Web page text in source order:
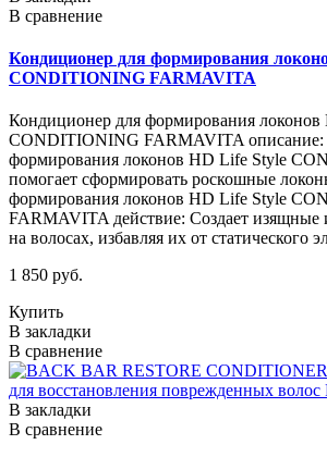
В сравнение
Кондиционер для формирования
CONDITIONING FARMAVITA
Кондиционер для формирования
CONDITIONING FARMAVITA описание:
формирования локонов HD Life Style
помогает сформировать роскошные
формирования локонов HD Life Style
FARMAVITA действие: Создает изящные
на волосах, избавляя их от статического
1 850 руб.
Купить
В закладки
В сравнение
В закладки
В сравнение